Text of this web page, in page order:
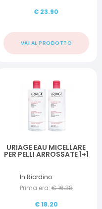
€ 23.90
VAI AL PRODOTTO
URIAGE EAU MICELLARE
PER PELLI ARROSSATE 1+1
In Riordino
Prima era: €16.38
€18.20